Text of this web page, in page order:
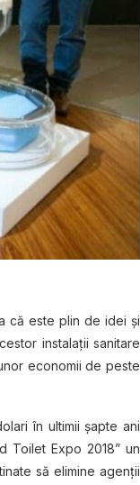
că este plin de idei şi
instalaţii sanitare
economii de peste
în ultimii şapte ani
Toilet Expo 2018” un
să elimine agenţii